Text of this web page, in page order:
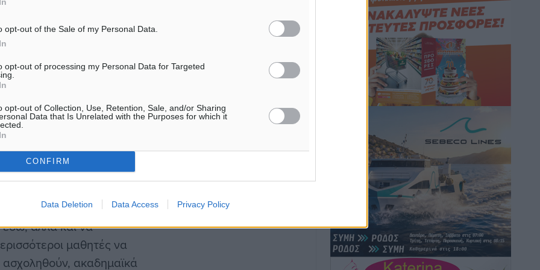
opt-out of the Sale of my Personal Data.
opt-out of processing my Personal Data for Targeted
opt-out of Collection, Use, Retention, Sale, and/or Sharing
Data that Is Unrelated with the Purposes for which it
CONFIRM
Data Deletion Data Access Privacy Policy
του Σχολείου μου, της
πλάι μου κατά τη
θερμά για τη
έδειξαν σε όλη αυτή
όσοι πίστεψαν σε
και ήθος.”
της επιλογής μου και
αγαπώ, τη μουσική.
δύσκολη αλλά ποτέ
μια νίκη.
και τους ανθρώπους
αλλά και να
μαθητές να
ασχοληθούν, ακαδημαϊκά
Ασφαλείς προορισμοί η Ρόδος και η
Κως στη διεθνή τουριστική αγορά
Τοπικές Ειδήσεις• πριν 46 λεπτά
Δεν πέφτει καρφίτσα στα πανηγύρια!
Τοπικές Ειδήσεις πριν 47 λεπτά
Προσωρινά κρατούμενος παραμένει ο
44χρονος οδηγός του BMW μετά τη
συμπληρωματική απολογία του
ενώπιον του Ανακριτή
Ρεπορτάζ• πριν 49 λεπτά
Στο Μονομελές Πρωτοδικείο Ρόδου
παραπέμφθηκε η υπόθεση της
γυναίκας που βρέθηκε παντρεμένη με 2
άνδρες χωρίς να το γνωρίζει